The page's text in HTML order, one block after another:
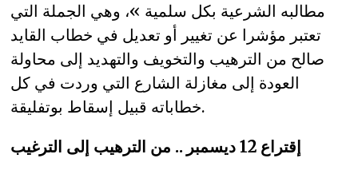
مطالبه الشرعية بكل سلمية »، وهي الجملة التي
تعتبر مؤشرا عن تغيير أو تعديل في خطاب القايد
صالح من الترهيب والتخويف والتهديد إلى محاولة
العودة إلى مغازلة الشارع التي وردت في كل
خطاباته قبيل إسقاط بوتفليقة.
إقتراع 12 ديسمبر .. من الترهيب إلى الترغيب